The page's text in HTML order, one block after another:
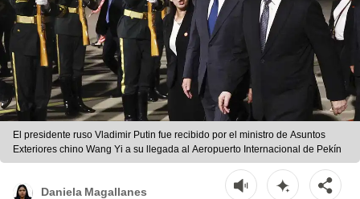
El presidente ruso Vladimir Putin fue recibido por el ministro de Asuntos
Exteriores chino Wang Yi a su llegada al Aeropuerto Internacional de Pekín
Daniela Magallanes